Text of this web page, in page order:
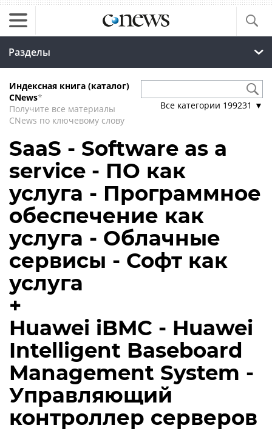
Разделы
Индексная книга (каталог)
CNews*
Получите все материалы
CNews по ключевому слову
Все категории 199231 ▼
SaaS - Software as a
service - ПО как
услуга - Программное
обеспечение как
услуга - Облачные
сервисы - Софт как
услуга
+
Huawei iBMC - Huawei
Intelligent Baseboard
Management System -
Управляющий
контроллер серверов